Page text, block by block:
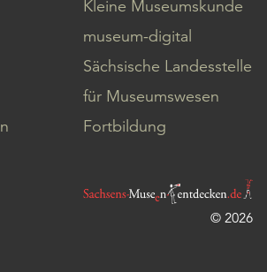
Kleine Museumskunde
museum-digital
Sächsische Landesstelle
für Museumswesen
Fortbildung
© 2026